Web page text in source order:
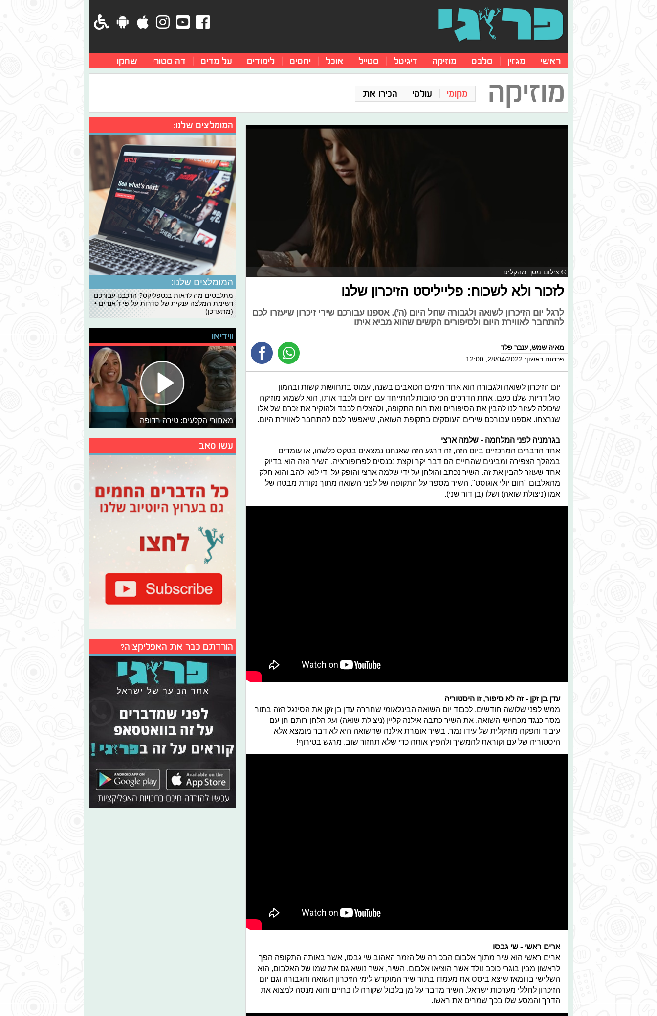
ראשי מגזין סלבס מוזיקה דיגיטל סטייל אוכל יחסים לימודים על מדים דה סטורי שחקו
מוזיקה מקומי עולמי הכירו את
© צילום מסך מהקליפ
לזכור ולא לשכוח: פלייליסט הזיכרון שלנו
לרגל יום הזיכרון לשואה ולגבורה שחל היום (ה'), אספנו עבורכם שירי זיכרון שיעזרו לכם
להתחבר לאווירת היום ולסיפורים הקשים שהוא מביא איתו
מאיה שמש, ענבר פלד
פרסום ראשון: 28/04/2022, 12:00
יום הזיכרון לשואה ולגבורה הוא אחד הימים הכואבים בשנה, עמוס בתחושות קשות ובהמון
סולידריות שלנו כעם. אחת הדרכים הכי טובות להתייחד עם היום ולכבד אותו, הוא לשמוע מוזיקה
שיכולה לעזור לנו להבין את הסיפורים ואת רוח התקופה, ולהצליח לכבד ולהוקיר את זכרם של אלו
שנרצחו. אספנו עבורכם שירים העוסקים בתקופת השואה, שיאפשר לכם להתחבר לאווירת היום.
בגרמניה לפני המלחמה - שלמה ארצי
אחד הדברים המרכזיים ביום הזה, זה הרגע הזה שאנחנו נמצאים בטקס כלשהו, או עומדים
במהלך הצפירה ומבינים שהחיים הם דבר יקר וקצת נכנסים לפרופורציה. השיר הזה הוא בדיוק
אחד שעוזר להבין את זה. השיר נכתב והולחן על ידי שלמה ארצי והופק על ידי לואי להב והוא חלק
מהאלבום "חום יולי אוגוסט". השיר מספר על התקופה של לפני השואה מתוך נקודת מבטה של
אמו (ניצולת שואה) ושלו (בן דור שני).
עדן בן זקן - זה לא סיפור, זו היסטוריה
ממש לפני שלושה חודשים, לכבוד יום השואה הבינלאומי שחררה עדן בן זקן את הסינגל הזה בתור
מסר כנגד מכחישי השואה. את השיר כתבה אילנה קליין (ניצולת שואה) ועל הלחן רותם חן עם
עיבוד והפקה מוזיקלית של עידו נמר. בשיר אומרת אילנה שהשואה היא לא דבר מומצא אלא
היסטוריה של עם וקוראת להמשיך ולהפיץ אותה כדי שלא תחזור שוב. מרגש בטירוף!
ארים ראשי - שי גבסו
ארים ראשי הוא שיר מתוך אלבום הבכורה של הזמר האהוב שי גבסו, אשר באותה התקופה הפך
לראשון מבין בוגרי כוכב נולד אשר הוציאו אלבום. השיר, אשר נושא גם את שמו של האלבום, הוא
השלישי בו ומאז שיצא ביסס את מעמדו בתור שיר המוקדש לימי הזיכרון השואה והגבורה וגם יום
הזיכרון לחללי מערכות ישראל. השיר מדבר על מן בלבול שקורה לו בחיים והוא מנסה למצוא את
הדרך והמסע שלו בכך שמרים את ראשו.
המומלצים שלנו:
המומלצים שלנו:
מתלבטים מה לראות בנטפליקס? הרכבנו עבורכם
רשימת המלצה ענקית של סדרות על פי ז׳אנרים •
(מתעדכן)
ווידיאו
מאחורי הקלעים: טירה רדופה
עשו סאב
הורדתם כבר את האפליקציה?